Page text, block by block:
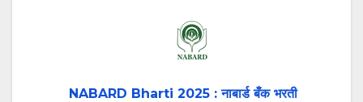
NABARD Bharti 2025 : नाबार्ड बँक भरती